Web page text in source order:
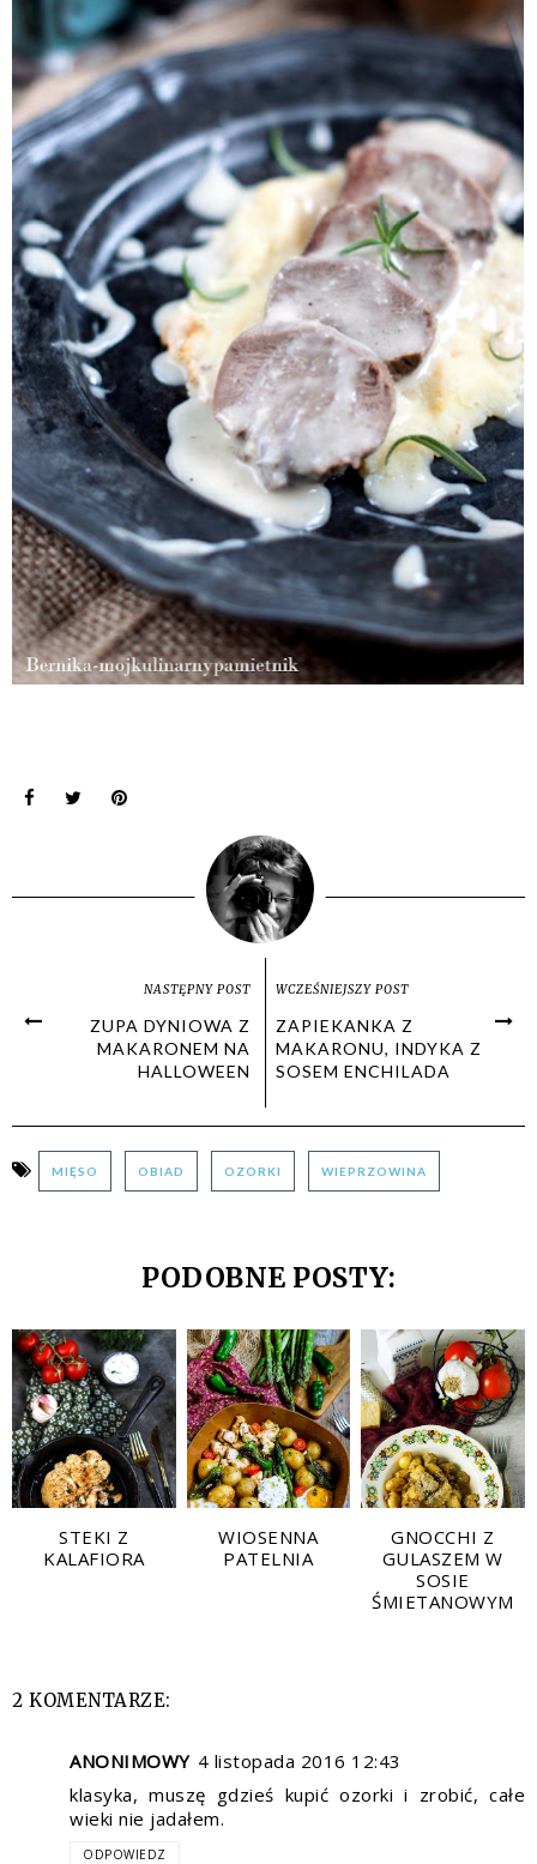
NASTĘPNY POST
ZUPA DYNIOWA Z
MAKARONEM NA
HALLOWEEN
WCZEŚNIEJSZY POST
ZAPIEKANKA Z
MAKARONU, INDYKA Z
SOSEM ENCHILADA
MIĘSO OBIAD OZORKI WIEPRZOWINA
PODOBNE POSTY:
STEKI Z
KALAFIORA
WIOSENNA
PATELNIA
GNOCCHI Z
GULASZEM W
SOSIE
ŚMIETANOWYM
2 KOMENTARZE:
ANONIMOWY 4 listopada 2016 12:43
klasyka, muszę gdzieś kupić ozorki i zrobić, całe
wieki nie jadałem.
ODPOWIEDZ